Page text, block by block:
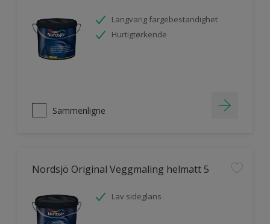
Langvarig fargebestandighet
Hurtigtørkende
Sammenligne
Nordsjö Original Veggmaling helmatt 5
Lav sideglans